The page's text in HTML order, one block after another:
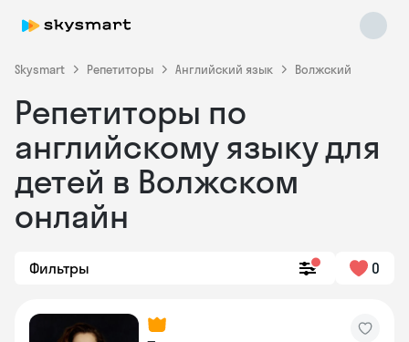
Skysmart Репетиторы Английский язык Волжский
Репетиторы по
английскому языку для
детей в Волжском
онлайн
Фильтры 0